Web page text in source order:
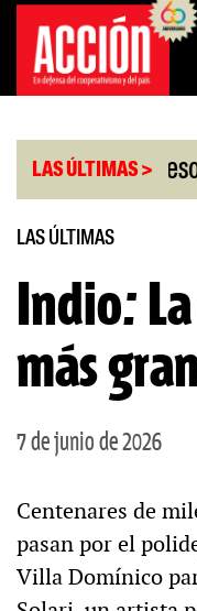
Saltar
contenido
LAS ÚLTIMAS >
en el Congreso |
LAS ÚLTIMAS
Indio:
más
7 de junio de 2026
Centenares de
pasan por el
Villa Domínico